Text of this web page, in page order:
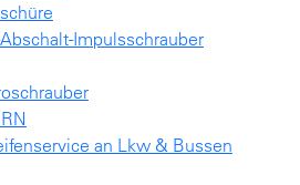
Impulsschrauber
an Lkw & Bussen